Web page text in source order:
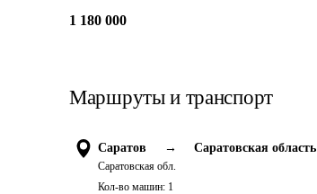
1 180 000
Маршруты и транспорт
Саратов →
Саратовская обл.
Саратовская область
Кол-во машин: 1